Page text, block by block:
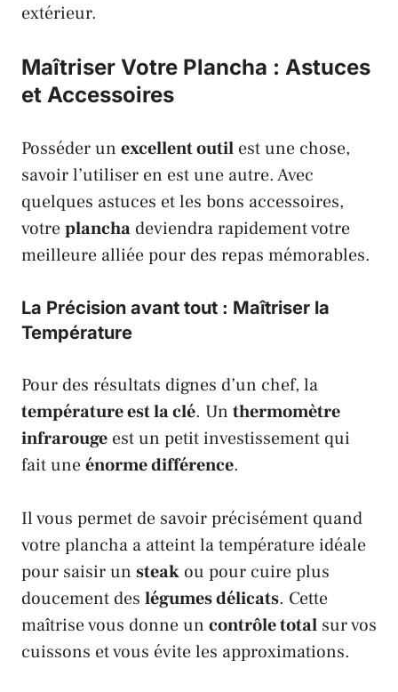
extérieur.
Maîtriser Votre Plancha : Astuces
et Accessoires
Posséder un excellent outil est une chose,
savoir l’utiliser en est une autre. Avec
quelques astuces et les bons accessoires,
votreplancha deviendra rapidement votre
meilleure alliée pour des repas mémorables.
La Précision avant tout : Maîtriser la
Température
Pour des résultats dignes d’un chef, la
température est la clé. Un thermomètre
infrarouge est un petit investissement qui
fait uneénorme différence.
Il vous permet de savoir précisément quand
votre plancha a atteint la température idéale
pour saisir un steak ou pour cuire plus
doucement des légumes délicats. Cette
maîtrise vous donne un contrôle total sur vos
cuissons et vous évite les approximations.